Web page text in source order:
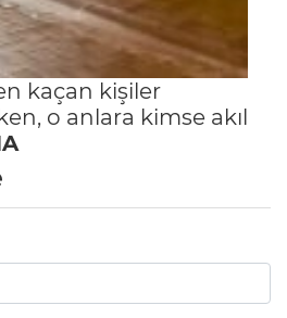
kaçan kişiler
o anlara kimse akıl